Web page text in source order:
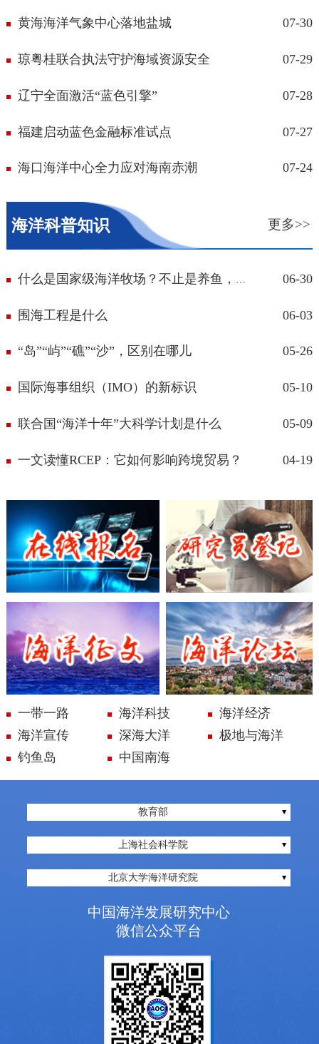
黄海海洋气象中心落地盐城 07-30
琼粤桂联合执法守护海域资源安全 07-29
辽宁全面激活“蓝色引擎” 07-28
福建启动蓝色金融标准试点 07-27
海口海洋中心全力应对海南赤潮 07-24
海洋科普知识 更多>>
06-30
围海工程是什么 06-03
“岛”“屿”“礁”“沙”，区别在哪儿 05-26
国际海事组织（IMO）的新标识 05-10
联合国“海洋十年”大科学计划是什么 05-09
一文读懂RCEP：它如何影响跨境贸易？ 04-19
在线报名 研究员登记
海洋论丛 海洋论坛
一带一路 海洋科技
海洋经济
海洋宣传
深海大洋
极地与海洋
钓鱼岛
中国南海
教育部
上海社会科学院
北京大学海洋研究院
中国海洋发展研究中心
微信公众平台